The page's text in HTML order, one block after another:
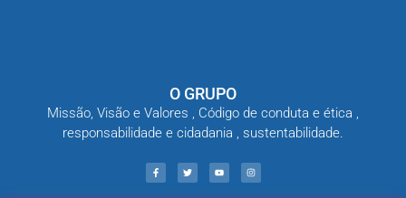
O GRUPO
Missão, Visão e Valores , Código de conduta e ética ,
responsabilidade e cidadania , sustentabilidade.